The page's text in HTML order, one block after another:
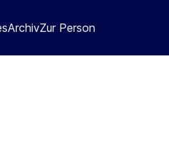
ArchivZur Person